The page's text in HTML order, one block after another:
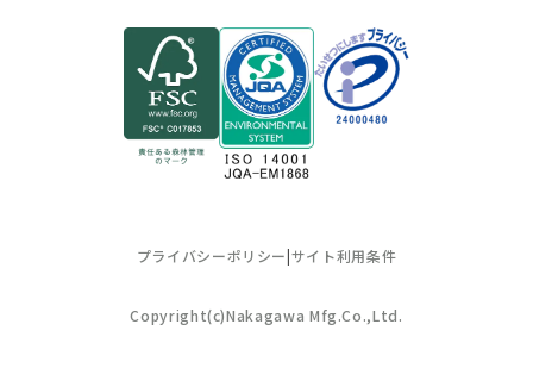
Copyright(c)Nakagawa Mfg.Co.,Ltd.
プライバシーポリシー|サイト利用条件